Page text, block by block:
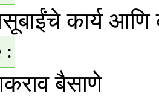
कार्य आणि
:
बैसाणे